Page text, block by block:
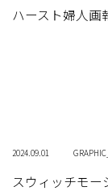
ハースト婦人画
2024.09.01 GRAPHIC_
スウィッチモー